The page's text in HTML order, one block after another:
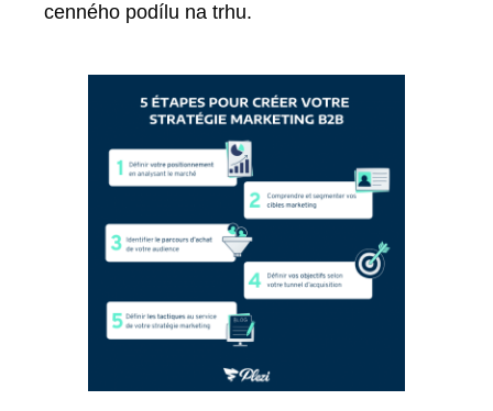
cenného podílu na trhu.